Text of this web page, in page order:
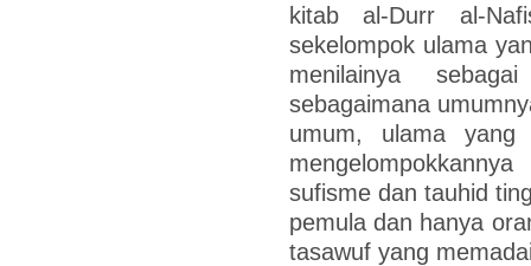
kitab al-Durr al-
sekelompok ulama
menilainya
sebagaimana
umum, ulama yang
sufisme dan tauhid
pemula dan hanya
tasawuf yang